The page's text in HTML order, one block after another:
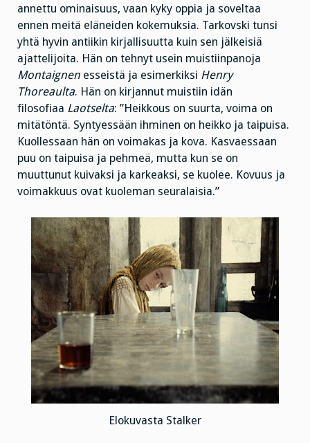
annettu ominaisuus, vaan kyky oppia ja soveltaa
ennen meitä eläneiden kokemuksia. Tarkovski tunsi
yhtä hyvin antiikin kirjallisuutta kuin sen jälkeisiä
ajattelijoita. Hän on tehnyt usein muistiinpanoja
Montaignen esseistä ja esimerkiksi Henry
Thoreaulta. Hän on kirjannut muistiin idän
filosofiaa Laotselta: ”Heikkous on suurta, voima on
mitätöntä. Syntyessään ihminen on heikko ja taipuisa.
Kuollessaan hän on voimakas ja kova. Kasvaessaan
puu on taipuisa ja pehmeä, mutta kun se on
muuttunut kuivaksi ja karkeaksi, se kuolee. Kovuus ja
voimakkuus ovat kuoleman seuralaisia.”
Elokuvasta Stalker